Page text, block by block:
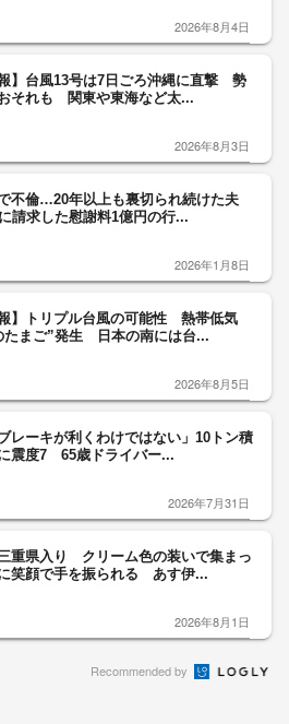
2026年8月4日
報】台風13号は7日ごろ沖縄に直撃 勢
それも 関東や東海など太...
2026年8月3日
不倫…20年以上も裏切られ続けた夫
請求した慰謝料1億円の行...
2026年1月8日
報】トリプル台風の可能性 熱帯低気
たまご”発生 日本の南には台...
2026年8月5日
レーキが利くわけではない」10トン積
震度7 65歳ドライバー...
2026年7月31日
重県入り クリーム色の装いで集まっ
笑顔で手を振られる あす伊...
2026年8月1日
Recommended by